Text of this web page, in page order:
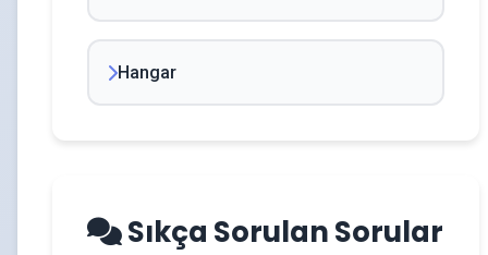
Hangar
Sıkça Sorulan Sorular